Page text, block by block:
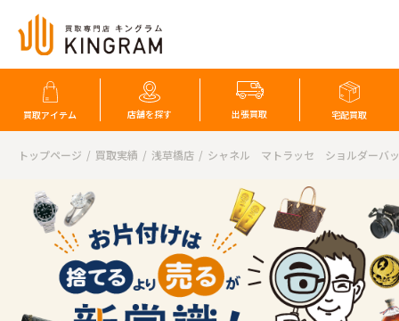
買取アイテム 店舗を探す 出張買取 宅配買取
トップページ 買取実績 浅草橋店 シャネル マトラッセ ショルダーバ